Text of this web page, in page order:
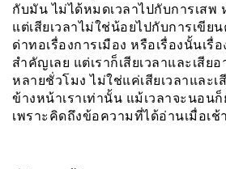
กับมัน ไม่ได้หมดเวลาไปกับการเสพ
แต่เสียเวลาไม่ใช่น้อยไปกับการเขีย
ด่าทอเรื่องการเมือง หรือเรื่องนั้นเรื่
สำคัญเลย แต่เราก็เสียเวลาและเสี
หลายชั่วโมง ไม่ใช่แค่เสียเวลาและ
ข้างหน้าเราเท่านั้น แม้เวลาจะนอน
เพราะคิดถึงข้อความที่ได้อ่านเมื่อเช้า